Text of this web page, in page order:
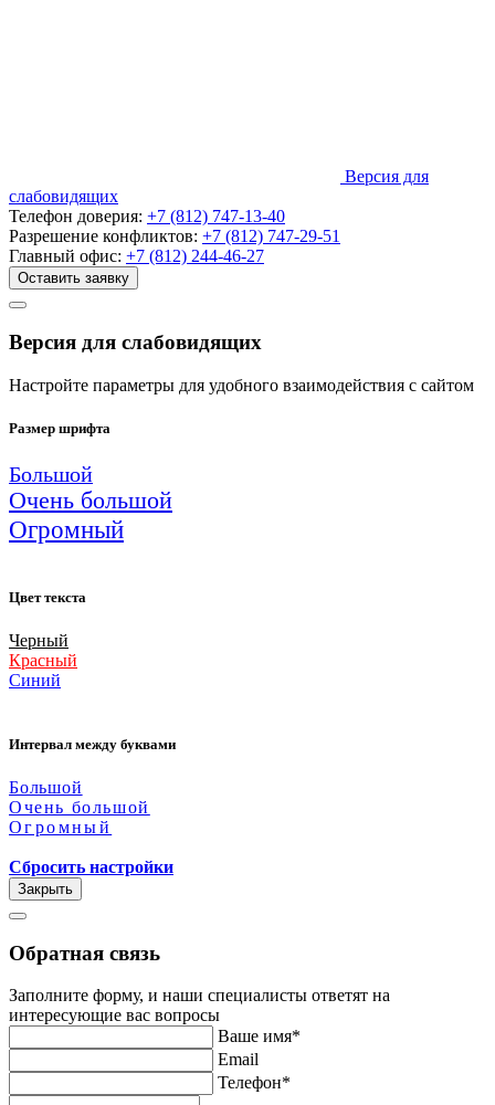
Версия для
слабовидящих
Телефон доверия: +7 (812) 747-13-40
Разрешение конфликтов: +7 (812) 747-29-51
Главный офис: +7 (812) 244-46-27
Оставить заявку
Версия для слабовидящих
Настройте параметры для удобного взаимодействия с сайтом
Размер шрифта
Большой
Очень большой
Огромный
Цвет текста
Черный
Красный
Синий
Интервал между буквами
Большой
Очень большой
Огромный
Сбросить настройки
Закрыть
Обратная связь
Заполните форму, и наши специалисты ответят на
интересующие вас вопросы
Ваше имя*
Email
Телефон*